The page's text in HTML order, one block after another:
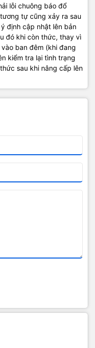
lỗi chuông báo đổ
tự cũng xảy ra sau
định cập nhật lên bản
đó khi còn thức, thay vì
ban đêm (khi đang
kiểm tra lại tình trạng
sau khi nâng cấp lên